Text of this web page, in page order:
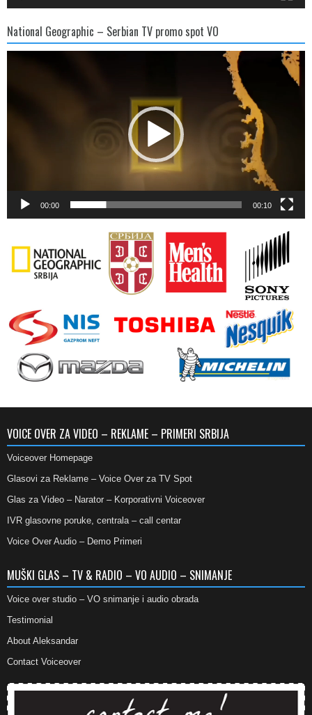
National Geographic – Serbian TV promo spot VO
00:00 00:10
VOICE OVER ZA VIDEO – REKLAME – PRIMERI SRBIJA
Voiceover Homepage
Glasovi za Reklame – Voice Over za TV Spot
Glas za Video – Narator – Korporativni Voiceover
IVR glasovne poruke, centrala – call centar
Voice Over Audio – Demo Primeri
MUŠKI GLAS – TV & RADIO – VO AUDIO – SNIMANJE
Voice over studio – VO snimanje i audio obrada
Testimonial
About Aleksandar
Contact Voiceover